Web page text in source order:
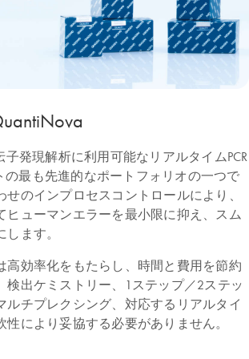
子発現解析に利用可能なリアルタイムPCR
の最も先進的なポートフォリオの一つで
のインプロセスコントロールにより、
ヒューマンエラーを最小限に抑え、スム
ます。
高効率化をもたらし、時間と費用を節約
検出ケミストリー、1ステップ／2ステッ
ルチプレクシング、対応するリアルタイ
により妥協する必要がありません。